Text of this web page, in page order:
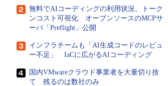
無料でAIコーディングの利用状況、トーク
ンコスト可視化 オープンソースのMCPサ
ーバ「Preflight」公開
インフラチームも「AI生成コードのレビュ
ー不足」 IaCに広がるAIコーディング
国内VMwareクラウド事業者を大量切り捨
て 残るのは数社のみ